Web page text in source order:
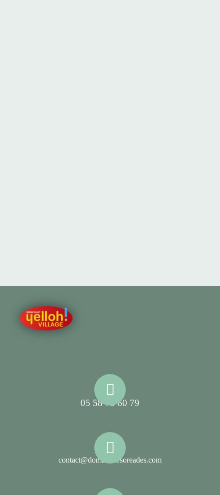
05 58 78 60 79
contact@domainelesoreades.com